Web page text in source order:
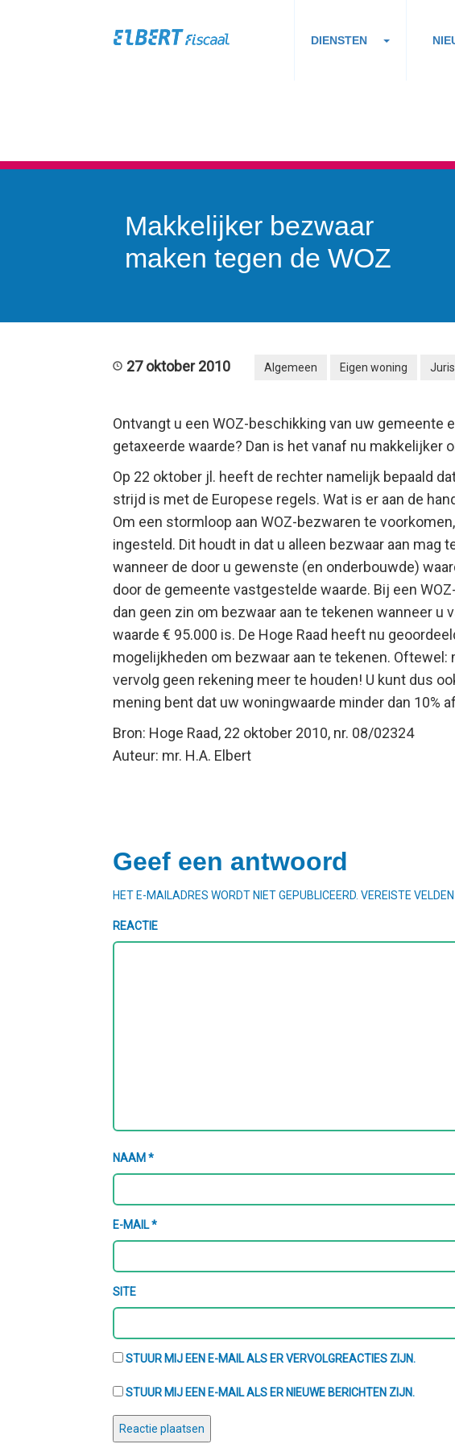
DIENSTEN
Makkelijker bezwaar
maken tegen de WOZ
27 oktober 2010 Algemeen Eigen woning
Ontvangt u een WOZ-beschikking van uw gemeente
getaxeerde waarde? Dan is het vanaf nu makkelijker
Op 22 oktober jl. heeft de rechter namelijk bepaald
strijd is met de Europese regels. Wat is er aan de
Om een stormloop aan WOZ-bezwaren te
ingesteld. Dit houdt in dat u alleen bezwaar aan mag
wanneer de door u gewenste (en onderbouwde)
door de gemeente vastgestelde waarde. Bij een
dan geen zin om bezwaar aan te tekenen wanneer u
waarde € 95.000 is. De Hoge Raad heeft nu
mogelijkheden om bezwaar aan te tekenen.
vervolg geen rekening meer te houden! U kunt dus
mening bent dat uw woningwaarde minder dan 10%
Bron: Hoge Raad, 22 oktober 2010, nr. 08/02324
Auteur: mr. H.A. Elbert
Geef een antwoord
HET E-MAILADRES WORDT NIET GEPUBLICEERD. VEREISTE
REACTIE
NAAM *
E-MAIL*
SITE
STUUR MIJ EEN E-MAIL ALS ER VERVOLGREACTIES ZIJN.
STUUR MIJ EEN E-MAIL ALS ER NIEUWE BERICHTEN ZIJN.